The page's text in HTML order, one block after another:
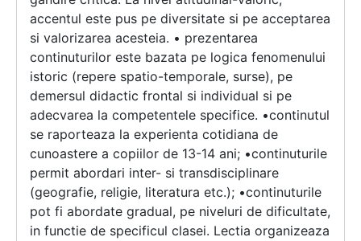
accentul este pus pe diversitate si pe acceptarea
si valorizarea acesteia. • prezentarea
continuturilor este bazata pe logica fenomenului
istoric (repere spatio-temporale, surse), pe
demersul didactic frontal si individual si pe
adecvarea la competentele specifice. •continutul
se raporteaza la experienta cotidiana de
cunoastere a copiilor de 13-14 ani; •continuturile
permit abordari inter- si transdisciplinare
(geografie, religie, literatura etc.); •continuturile
pot fi abordate gradual, pe niveluri de dificultate,
in functie de specificul clasei. Lectia organizeaza